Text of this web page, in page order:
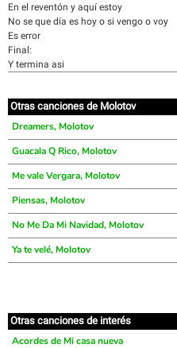
En el reventón y aquí estoy
No se que día es hoy o si vengo o voy
Es error
Final:
Y termina asi
Otras canciones de Molotov
Dreamers, Molotov
Guacala Q Rico, Molotov
Me vale Vergara, Molotov
Piensas, Molotov
No Me Da Mi Navidad, Molotov
Ya te velé, Molotov
Otras canciones de interés
Acordes de Mi casa nueva